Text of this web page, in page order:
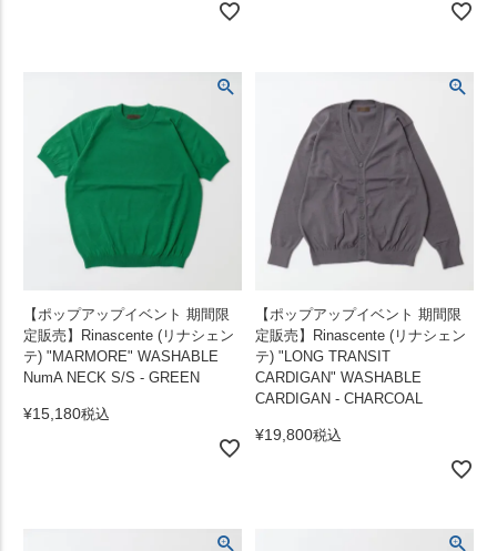
【ポップアップイベント 期間限
定販売】Rinascente (リナシェン
テ) "MARMORE" WASHABLE
NumA NECK S/S - GREEN
¥15,180税込
【ポップアップイベント 期間限
定販売】Rinascente (リナシェン
テ) "LONG TRANSIT
CARDIGAN" WASHABLE
CARDIGAN - CHARCOAL
¥19,800税込